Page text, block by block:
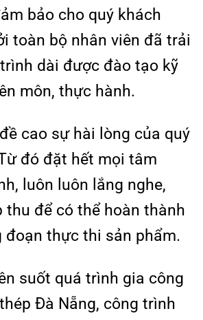
bảo cho quý khách
toàn bộ nhân viên đã trải
dài được đào tạo kỹ
môn, thực hành.
cao sự hài lòng của quý
đó đặt hết mọi tâm
luôn luôn lắng nghe,
thu để có thể hoàn thành
thực thi sản phẩm.
suốt quá trình gia công
Đà Nẵng, công trình